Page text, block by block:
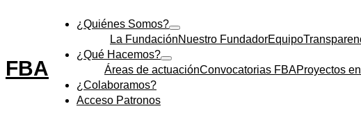
FBA
¿Quiénes Somos?
La FundaciónNuestro FundadorEquipo
¿Qué Hacemos?
Áreas de actuaciónConvocatorias FBAProyectos
¿Colaboramos?
Acceso Patronos